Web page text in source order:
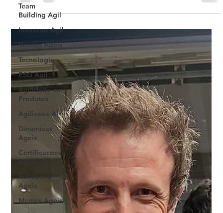
Team
Building Agil
Inovacao Agil
Vendas Ageis
Tecnologia
ESG Agil
Agilidade em
Produtos
Agilizaaa AI
Dinamicas
Ageis
Certificacoes
Ageis
Reflexoes
Ageis
Memes Ageis
automação